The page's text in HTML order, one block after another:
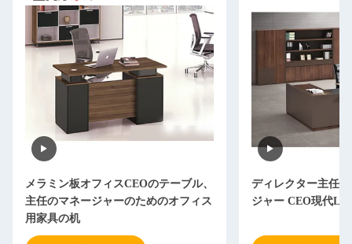
メラミン板オフィスCEOのテーブル、
主任のマネージャーのためのオフィス
用家具の机
ディレクター主任
ジャー CEO現代L